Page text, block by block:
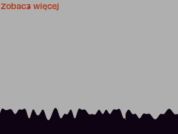
Zobacz więcej